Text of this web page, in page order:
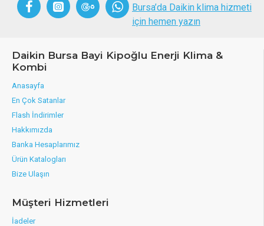
Bursa’da Daikin klima hizmeti
için hemen yazın
Daikin Bursa Bayi Kipoğlu Enerji Klima &
Kombi
Anasayfa
En Çok Satanlar
Flash İndirimler
Hakkımızda
Banka Hesaplarımız
Ürün Katalogları
Bize Ulaşın
Müşteri Hizmetleri
İadeler